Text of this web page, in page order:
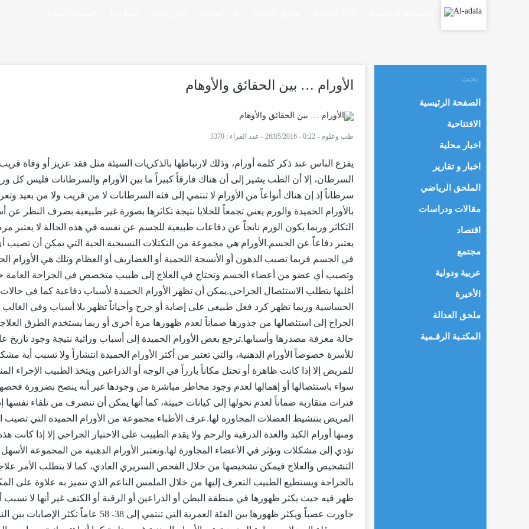
الأورام … بين الحقائق والأوهام
طب وعلوم -
0:22 - 26/05/2016
- عدد القراء : 3370
يفزع الناس عند ذكر كلمة أورام، وذلك لارتباطها بالذكريات السيئة مثل فقد عزيز أو وفاة
السرطان، إلا أن الطب يشير إلى أن هناك فارقاً كبيراً ما بين الأورام والسرطانات فليس كل
سرطاناً إذ إن هناك أنواعاً من الأورام لا تنتمي إلى فئة السرطانات لا من قريب ولا من بعيد
بالأورام الحميدة والورم يعني تجمعاً للخلايا نتيجة تكاثرها بصورة غير طبيعية بصرف النظر عن
التكاثر وربما يكون الورم ناتجاً عن دفاعات طبيعية للجسم عن نفسه في هذه الحالة لا يعتبر
يعتبر دفاعاً عن الجسم.الأورام هي مجموعة من التكتلات النسيجية الحية التي يمكن أن تصيب
في الجسم فربما تصيب الدهون أو الأنسجة اللحمية أو الغضاريف أو العظام وتلك هي الأورام
وتصيب أي عضو من أعضاء الجسم وتحتاج في العلاج إلى طبيب متخصص في الجراحة العامة
أغلبها يتطلب الاستئصال الجراحي.يمكن أن تظهر الأورام الحميدة لأسباب دفاعية كما في حالات
الحساسية وربما تظهر كرد فعل طبيعي على إصابة أو جرح وأحياناً تظهر بلا أسباب وفي
الجراح إلى استئصالها من جذورها ضماناً لعدم ظهورها مرة أخرى أو ربما يستخدم الطرق
حالة معرفة مصدرها وأسبابها.ترجع بعض الأورام الحميدة إلى أسباب وراثية نتيجة وجود تاريخ
للأسرة خصوصاً الأورام الدهنية، والتي تعتبر من أكثر الأورام الحميدة انتشاراً ولا تسبب أية
للمريض إلا إذا كانت ظاهرة أو تحتل مكاناً بارزاً في الوجه أو الذراعين ويتخذ الطبيب الإجراء
سواء باستئصالها أو إهمالها لعدم وجود مخاطر مباشرة من وجودها غير أنه ينصح بضرورة
فترات متقاربة ضماناً لعدم تحولها إلى كيانات خبيثة، كما أنها يمكن أن تنصرف من تلقاء نفسها
المريض بتنشيط العضلات المجاورة لها.عرف الأطباء مجموعة من الأورام الحميدة التي تصيب
ومنها أورام الكبد والغدة الدرقية والرحم ولا يقدم الطبيب على الاختيار الجراحي إلا إذا كانت
تؤدي إلى مشكلات وتؤثر في الأعضاء المجاورة لها.وتعتبر الأورام الدهنية من المجموعة
التشخيص والعلاج فيمكن تشخيصها من خلال الفحص السريري العادي، كما لا يتطلب الأمر
بالجراحة ويستطيع الطبيب التعرف إليها من خلال الملمس الناعم الذي تتميز به علاوة على
ظهر فيه حيث يكثر ظهورها في منطقة البطن أو الذراعين أو الرقبة أو الكتف غير أنها لا تسبب
جاورت عصباً ويكثر ظهورها بين الفئة العمرية التي تنتمي إلى 38- 58 عاماً تكثر
الصفحة الرئيسية
الافتتاحية
اخبار محلية
اخبار و تقارير
الملحق الرياضي
مقالات ودراسات
اقتصاد
مجتمع
عربية ودولية
الأخيرة
ملحق العدالة
المكتـبة الرقـمية